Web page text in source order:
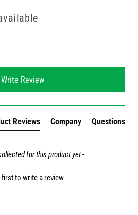
Write Review
Reviews Company Questions
for this product yet -
first to write a review